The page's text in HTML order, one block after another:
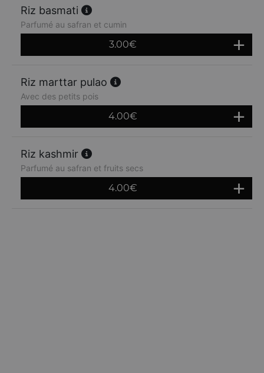
Riz basmati
Parfumé au safran et cumin
3.00€
Riz marttar pulao
Avec des petits pois
4.00€
Riz kashmir
Parfumé au safran et fruits secs
4.00€